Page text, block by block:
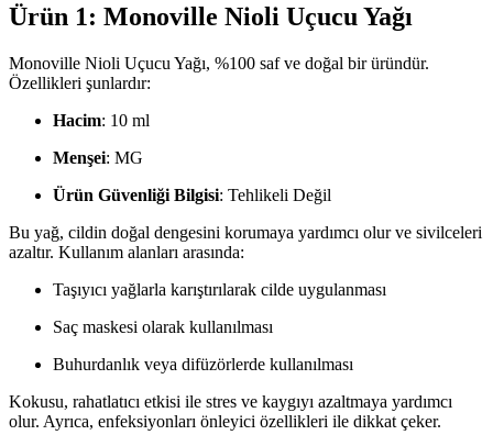
Ürün 1: Monoville Nioli Uçucu Yağı
Monoville Nioli Uçucu Yağı, %100 saf ve doğal bir üründür.
Özellikleri şunlardır:
Hacim: 10 ml
Menşei: MG
Ürün Güvenliği Bilgisi: Tehlikeli Değil
Bu yağ, cildin doğal dengesini korumaya yardımcı olur ve sivilceleri
azaltır. Kullanım alanları arasında:
Taşıyıcı yağlarla karıştırılarak cilde uygulanması
Saç maskesi olarak kullanılması
Buhurdanlık veya difüzörlerde kullanılması
Kokusu, rahatlatıcı etkisi ile stres ve kaygıyı azaltmaya yardımcı
olur. Ayrıca, enfeksiyonları önleyici özellikleri ile dikkat çeker.